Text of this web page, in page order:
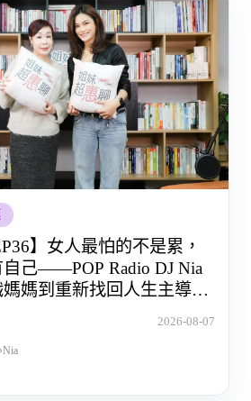
】女人最怕的不是累，
己——POP Radio DJ Nia
媽到重新找回人生主導權
2026-08-07
Nia